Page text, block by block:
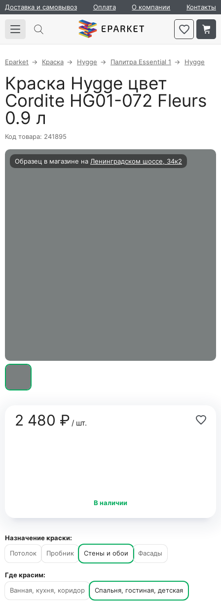
Доставка и самовывоз Оплата О компании Контакты
Eparket Краска Hygge Палитра Essential 1 Hygge
Краска Hygge цвет
Cordite HG01-072 Fleurs
0.9 л
Код товара: 241895
Образец в магазине на Ленинградском шоссе, 34к2
2 480 ₽/ шт.
В наличии
Назначение краски:
Потолок
Пробник Стены и обои Фасады
Где красим:
Ванная, кухня, коридор
Спальня, гостиная, детская